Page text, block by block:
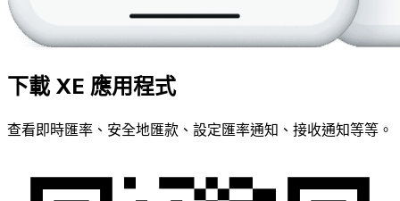
下載 XE 應用程式
查看即時匯率、安全地匯款、設定匯率通知、接收通知等等。